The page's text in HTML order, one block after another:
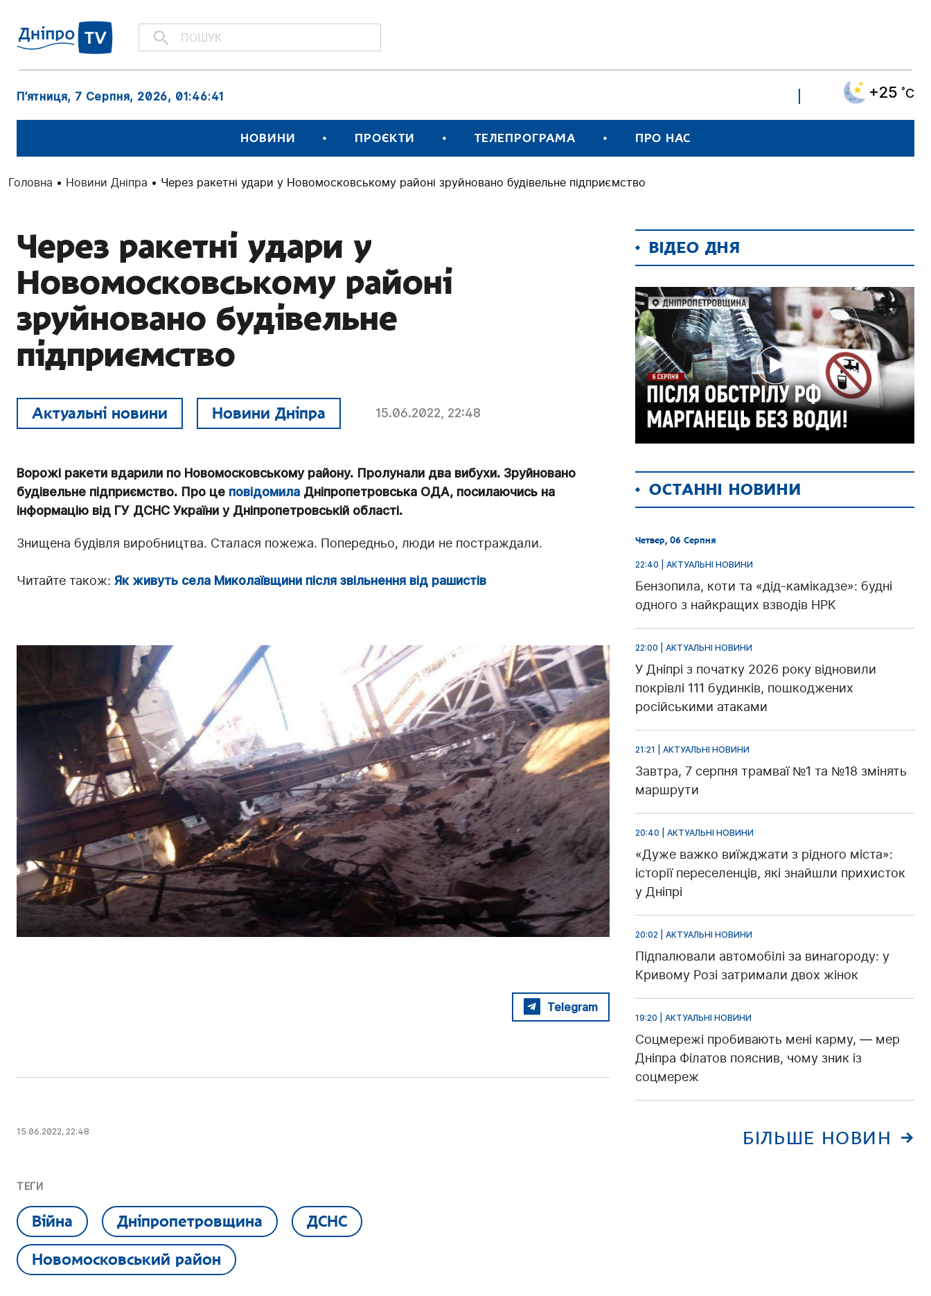
П’ятниця, 7 Серпня, 2026, 01:46:42 +25 ˚C
НОВИНИ ПРОЄКТИ ТЕЛЕПРОГРАМА ПРО НАС
Головна • Новини Дніпра • Через ракетні удари у Новомосковському районі зруйновано будівельне підприємство
Через ракетні удари у
Новомосковському районі
зруйновано будівельне
підприємство
Актуальні новини Новини Дніпра 15.06.2022, 22:48
Ворожі ракети вдарили по Новомосковському району. Пролунали два вибухи. Зруйновано
будівельне підприємство. Про це повідомила Дніпропетровська ОДА, посилаючись на
інформацію від ГУ ДСНС України у Дніпропетровській області.
Знищена будівля виробництва. Сталася пожежа. Попередньо, люди не постраждали.
Читайте також: Як живуть села Миколаївщини після звільнення від рашистів
Telegram
15.06.2022, 22:48
ТЕГИ
Війна Дніпропетровщина ДСНС
Новомосковський район
ВІДЕО ДНЯ
ОСТАННІ НОВИНИ
Четвер, 06 Серпня
22:40 | АКТУАЛЬНІ НОВИНИ
Бензопила, коти та «дід-камікадзе»: будні
одного з найкращих взводів НРК
22:00 | АКТУАЛЬНІ НОВИНИ
У Дніпрі з початку 2026 року відновили
покрівлі 111 будинків, пошкоджених
російськими атаками
21:21 | АКТУАЛЬНІ НОВИНИ
Завтра, 7 серпня трамваї №1 та №18 змінять
маршрути
20:40 | АКТУАЛЬНІ НОВИНИ
«Дуже важко виїжджати з рідного міста»:
історії переселенців, які знайшли прихисток
у Дніпрі
20:02 | АКТУАЛЬНІ НОВИНИ
Підпалювали автомобілі за винагороду: у
Кривому Розі затримали двох жінок
19:20 | АКТУАЛЬНІ НОВИНИ
Соцмережі пробивають мені карму, — мер
Дніпра Філатов пояснив, чому зник із
соцмереж
БІЛЬШЕ НОВИН